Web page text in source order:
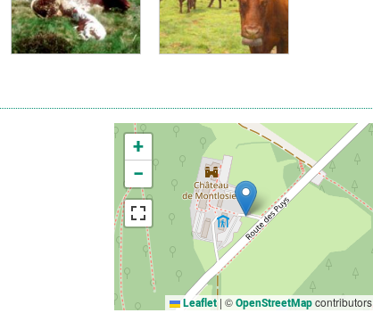
+
−
Leaflet | ©OpenStreetMapcontributors